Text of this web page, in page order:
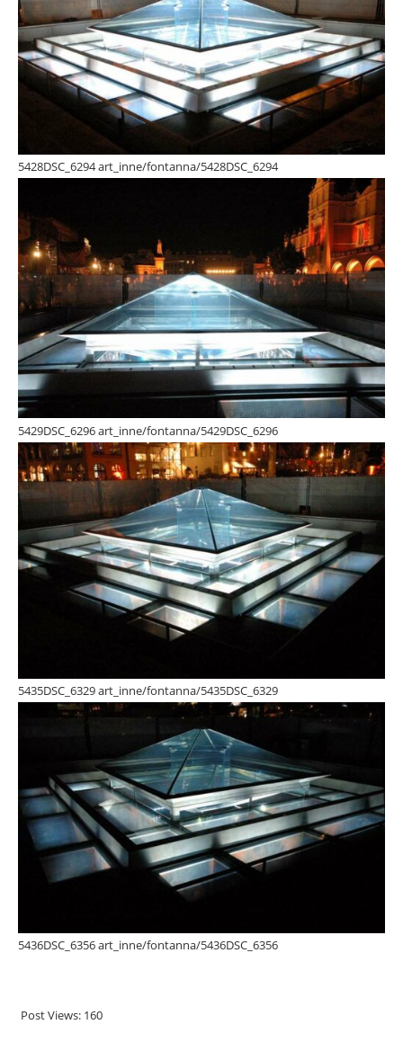
5428DSC_6294 art_inne/fontanna/5428DSC_6294
5429DSC_6296 art_inne/fontanna/5429DSC_6296
5435DSC_6329 art_inne/fontanna/5435DSC_6329
5436DSC_6356 art_inne/fontanna/5436DSC_6356
Post Views: 160